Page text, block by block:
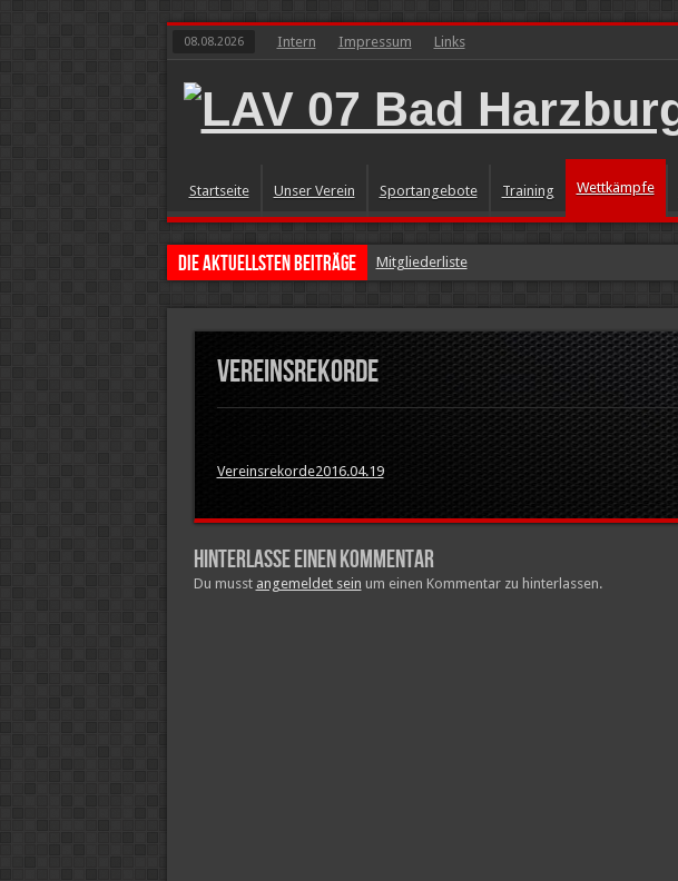
08.08.2026 Intern Impressum Links
Startseite Unser Verein Sportangebote Training Wettkämpfe
Die aktuellsten Beiträge Mitgliederliste
Presseartikel
Bildergalerien ergänzt
GZ vom 26.3.26: BM Wurf
Vereinsrekorde
Vereinsrekorde2016.04.19
Hinterlasse einen Kommentar
Du musst angemeldet sein um einen Kommentar zu hinterlassen.